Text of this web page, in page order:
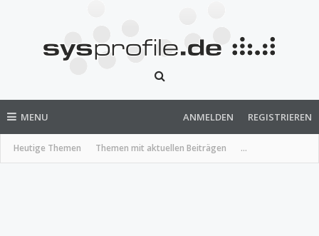
MENU
Heutige Themen Themen mit aktuellen Beiträgen ...
ANMELDEN REGISTRIEREN